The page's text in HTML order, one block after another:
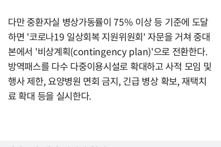
다만 중환자실 병상가동률이 75% 이상 등 기준에 도달
하면 '코로나19 일상회복 지원위원회' 자문을 거쳐 중대
본에서 '비상계획(contingency plan)'으로 전환한다.
방역패스를 다수 다중이용시설로 확대하고 사적 모임 및
행사 제한, 요양병원 면회 금지, 긴급 병상 확보, 재택치
료 확대 등을 실시한다.